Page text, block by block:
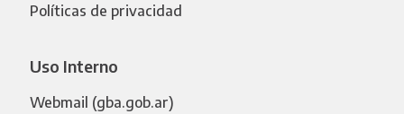
Políticas de privacidad
Uso Interno
Webmail (gba.gob.ar)